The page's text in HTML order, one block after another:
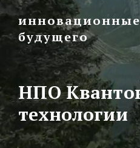
будущего
НПО
технологии